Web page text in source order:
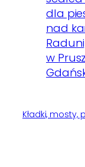
Kładki, mosty,